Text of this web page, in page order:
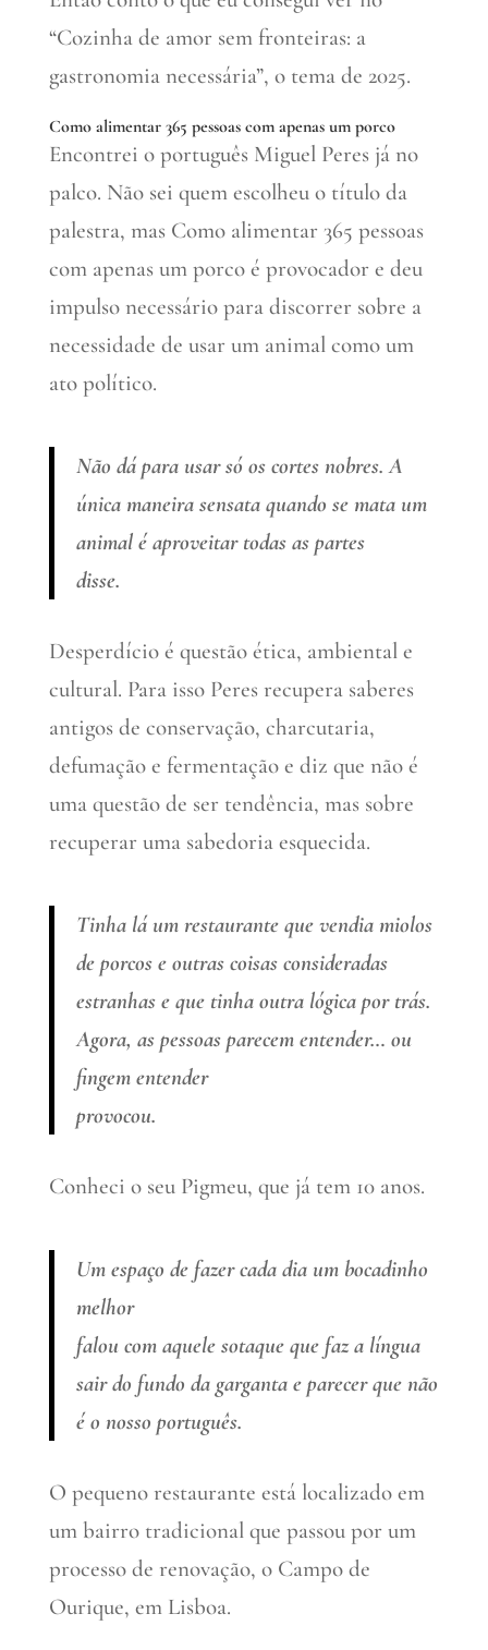
“Cozinha de amor sem fronteiras: a
gastronomia necessária”, o tema de 2025.
Como alimentar 365 pessoas com apenas um porco
Encontrei o português Miguel Peres já no
palco. Não sei quem escolheu o título da
palestra, mas Como alimentar 365 pessoas
com apenas um porco é provocador e deu
impulso necessário para discorrer sobre a
necessidade de usar um animal como um
ato político.
Não dá para usar só os cortes nobres. A
única maneira sensata quando se mata um
animal é aproveitar todas as partes
disse.
Desperdício é questão ética, ambiental e
cultural. Para isso Peres recupera saberes
antigos de conservação, charcutaria,
defumação e fermentação e diz que não é
uma questão de ser tendência, mas sobre
recuperar uma sabedoria esquecida.
Tinha lá um restaurante que vendia miolos
de porcos e outras coisas consideradas
estranhas e que tinha outra lógica por trás.
Agora, as pessoas parecem entender… ou
fingem entender
provocou.
Conheci o seu Pigmeu, que já tem 10 anos.
Um espaço de fazer cada dia um bocadinho
melhor
falou com aquele sotaque que faz a língua
sair do fundo da garganta e parecer que não
é o nosso português.
O pequeno restaurante está localizado em
um bairro tradicional que passou por um
processo de renovação, o Campo de
Ourique, em Lisboa.